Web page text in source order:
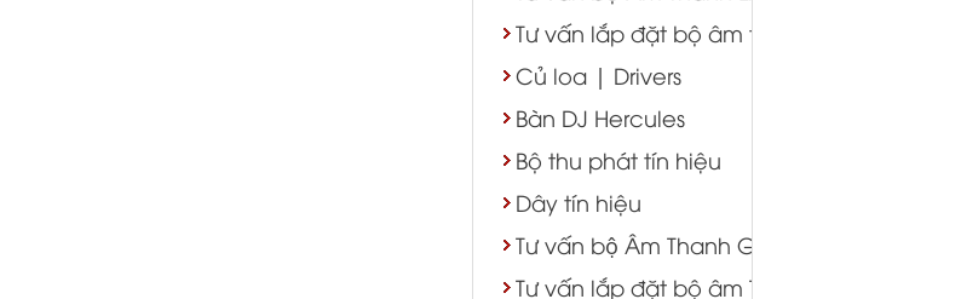
Tư vấn lắp đặt bộ âm thanh Cafe
Củ loa | Drivers
Bàn DJ Hercules
Bộ thu phát tín hiệu
Dây tín hiệu
Tư vấn bộ Âm Thanh Gym Yoga Bida
Tư vấn lắp đặt bộ âm Thanh lớp học